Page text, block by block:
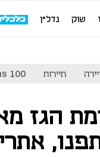
שוק נדל"ן
תיירות 100
הגז
אתרי